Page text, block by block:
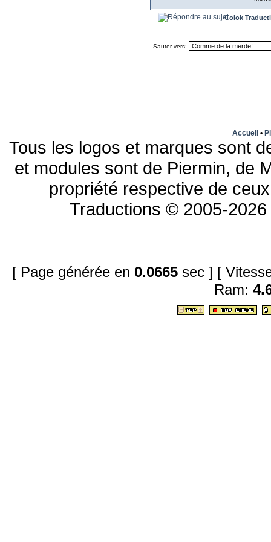
Colok
Sauter vers:
Accueil •
Tous les logos et marques sont
et modules sont de Piermin, de
propriété respective de
Traductions © 2005-
[ Page générée en 0.0665 sec ] [
Ram: